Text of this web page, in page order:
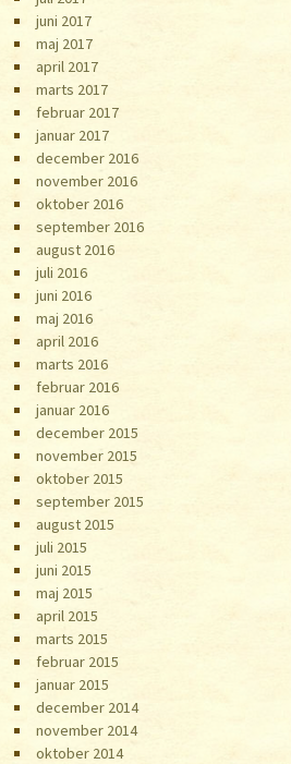
juni 2017
maj 2017
april 2017
marts 2017
februar 2017
januar 2017
december 2016
november 2016
oktober 2016
september 2016
august 2016
juli 2016
juni 2016
maj 2016
april 2016
marts 2016
februar 2016
januar 2016
december 2015
november 2015
oktober 2015
september 2015
august 2015
juli 2015
juni 2015
maj 2015
april 2015
marts 2015
februar 2015
januar 2015
december 2014
november 2014
oktober 2014